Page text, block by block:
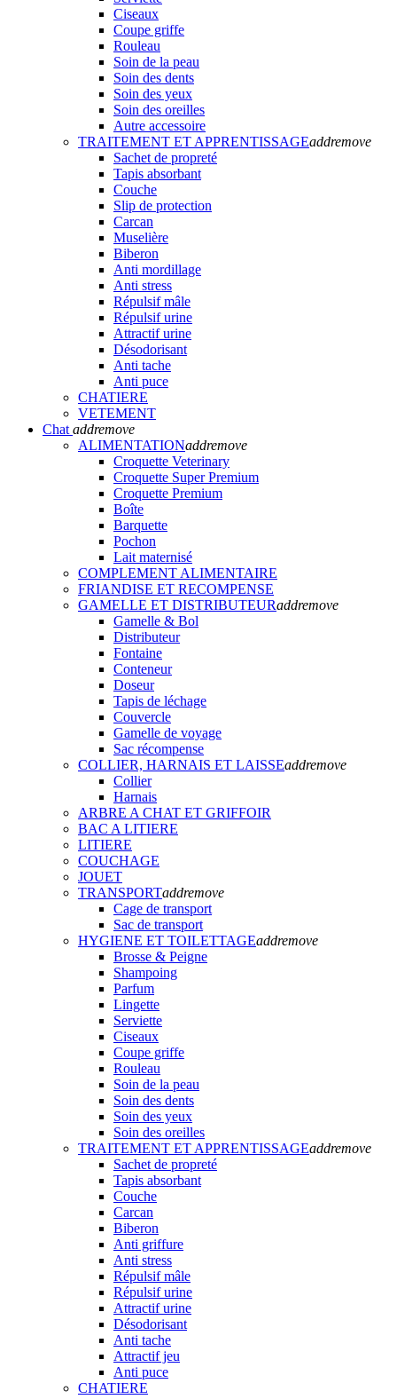
Ciseaux
Coupe griffe
Rouleau
Soin de la peau
Soin des dents
Soin des yeux
Soin des oreilles
Autre accessoire
TRAITEMENT ET APPRENTISSAGEaddremove
Sachet de propreté
Tapis absorbant
Couche
Slip de protection
Carcan
Muselière
Biberon
Anti mordillage
Anti stress
Répulsif mâle
Répulsif urine
Attractif urine
Désodorisant
Anti tache
Anti puce
CHATIERE
VETEMENT
Chat addremove
ALIMENTATIONaddremove
Croquette Veterinary
Croquette Super Premium
Croquette Premium
Boîte
Barquette
Pochon
Lait maternisé
COMPLEMENT ALIMENTAIRE
FRIANDISE ET RECOMPENSE
GAMELLE ET DISTRIBUTEURaddremove
Gamelle & Bol
Distributeur
Fontaine
Conteneur
Doseur
Tapis de léchage
Couvercle
Gamelle de voyage
Sac récompense
COLLIER, HARNAIS ET LAISSEaddremove
Collier
Harnais
ARBRE A CHAT ET GRIFFOIR
BAC A LITIERE
LITIERE
COUCHAGE
JOUET
TRANSPORTaddremove
Cage de transport
Sac de transport
HYGIENE ET TOILETTAGEaddremove
Brosse & Peigne
Shampoing
Parfum
Lingette
Serviette
Ciseaux
Coupe griffe
Rouleau
Soin de la peau
Soin des dents
Soin des yeux
Soin des oreilles
TRAITEMENT ET APPRENTISSAGEaddremove
Sachet de propreté
Tapis absorbant
Couche
Carcan
Biberon
Anti griffure
Anti stress
Répulsif mâle
Répulsif urine
Attractif urine
Désodorisant
Anti tache
Attractif jeu
Anti puce
CHATIERE